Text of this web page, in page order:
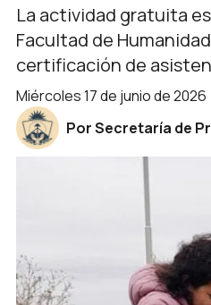
La actividad gratuita
Facultad de
certificación de
miércoles 17 de junio de 2026
Por Secretaría de